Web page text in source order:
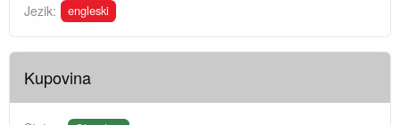
Jezik: engleski
Kupovina